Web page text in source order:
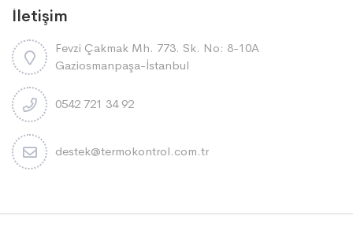
İletişim
Fevzi Çakmak Mh. 773. Sk. No: 8-10A
Gaziosmanpaşa-İstanbul
0542 721 34 92
destek@termokontrol.com.tr